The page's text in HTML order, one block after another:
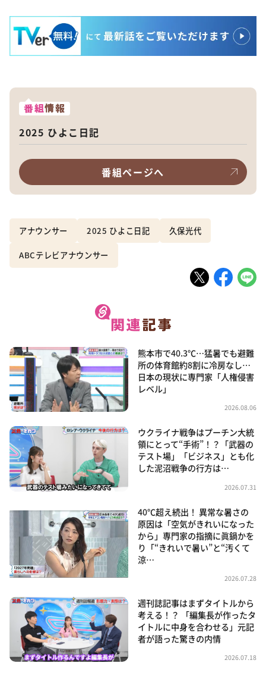
番組情報
2025 ひよこ日記
番組ページへ
アナウンサー 2025 ひよこ日記 久保光代
ABCテレビアナウンサー
熊本市で40.3℃…猛暑でも避難
所の体育館約8割に冷房なし…
日本の現状に専門家「人権侵害
レベル」
2026.08.06
ウクライナ戦争はプーチン大統
領にとって“手術”！？「武器の
テスト場」「ビジネス」とも化
した泥沼戦争の行方は…
2026.07.31
40℃超え続出！ 異常な暑さの
原因は「空気がきれいになった
から」専門家の指摘に眞鍋かを
り「“きれいで暑い”と“汚くて
涼…
2026.07.28
週刊誌記事はまずタイトルから
考える！？ 「編集長が作ったタ
イトルに中身を合わせる」元記
者が語った驚きの内情
2026.07.18